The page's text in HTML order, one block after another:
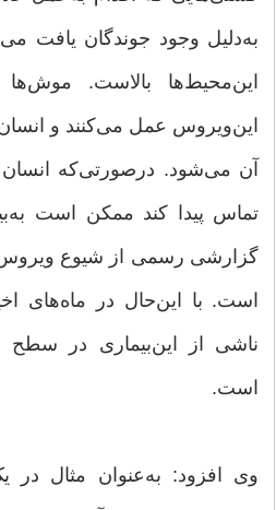
به‌دلیل وجود جوندگان یافت
این‌محیط‌ها بالاست.
این‌ویروس عمل می‌کنند و
آن می‌شود. درصورتی‌که
تماس پیدا کند ممکن است
گزارشی رسمی از شیوع
است. با این‌حال در ماه‌های
ناشی از این‌بیماری در سطح
است.
وی افزود: به‌عنوان مثال در